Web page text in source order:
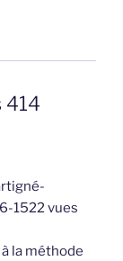
414
1522 vues
la méthode